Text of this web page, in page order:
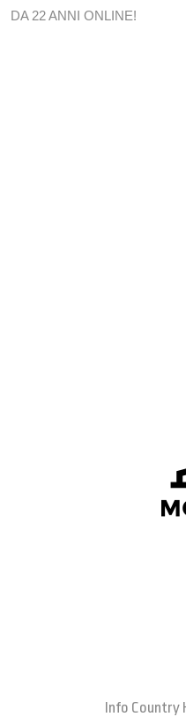
DA 22 ANNI ONLINE!
Info Country